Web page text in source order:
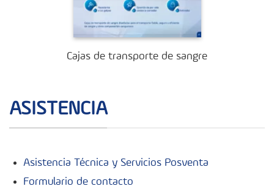
Cajas de transporte de sangre
ASISTENCIA
Asistencia Técnica y Servicios Posventa
Formulario de contacto